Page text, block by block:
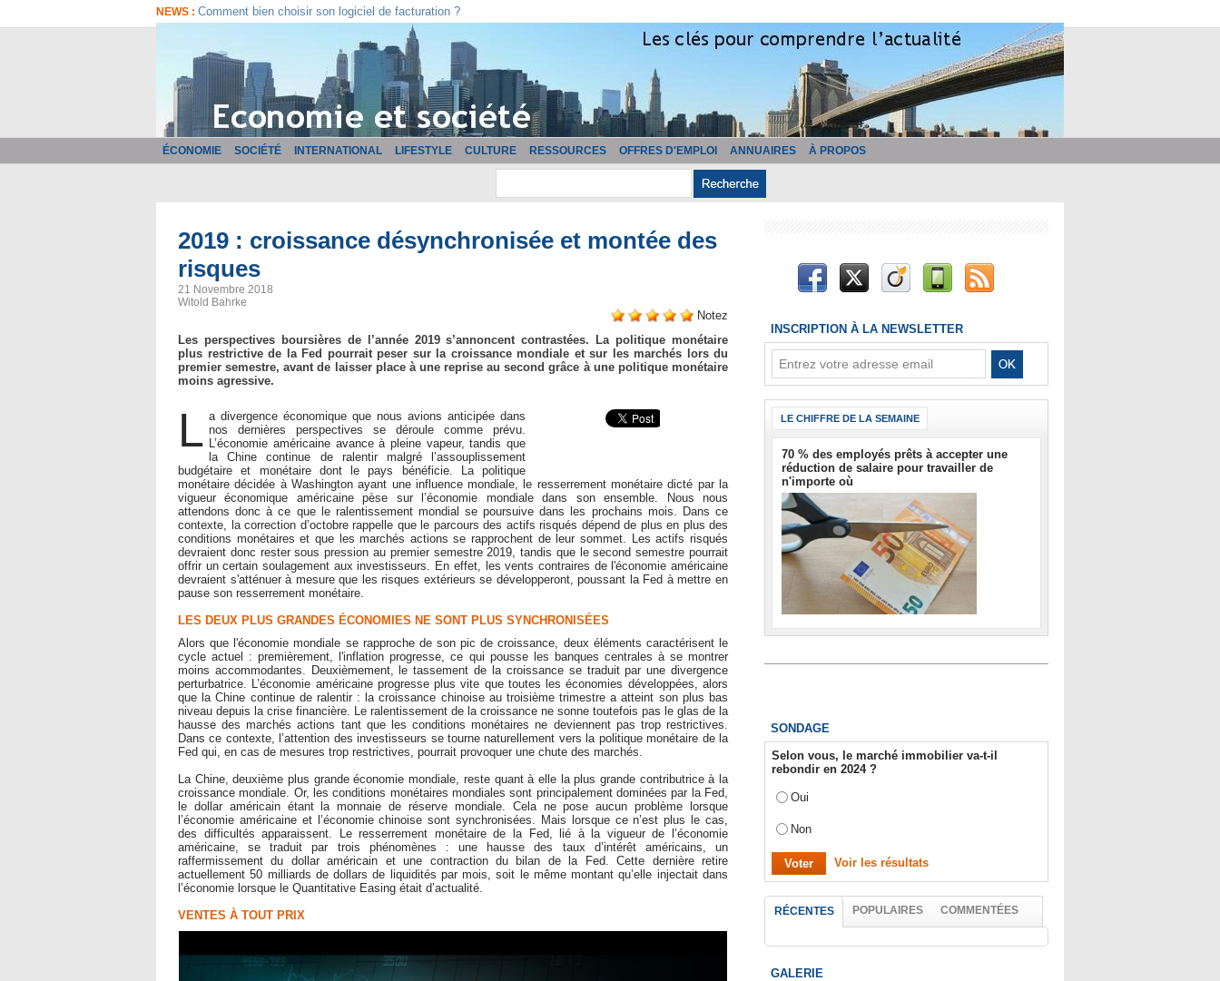
NEWS : Comment bien choisir son logiciel de facturation ?
ÉCONOMIE SOCIÉTÉ INTERNATIONAL LIFESTYLE CULTURE RESSOURCES OFFRES D'EMPLOI ANNUAIRES À PROPOS
2019 : croissance désynchronisée et montée des
risques
21 Novembre 2018
Witold Bahrke
Notez
Les perspectives boursières de l’année 2019 s’annoncent contrastées. La politique monétaire
plus restrictive de la Fed pourrait peser sur la croissance mondiale et sur les marchés lors du
premier semestre, avant de laisser place à une reprise au second grâce à une politique monétaire
moins agressive.
L a divergence économique que nous avions anticipée dans
nos dernières perspectives se déroule comme prévu.
L’économie américaine avance à pleine vapeur, tandis que
la Chine continue de ralentir malgré l’assouplissement
budgétaire et monétaire dont le pays bénéficie. La politique
monétaire décidée à Washington ayant une influence mondiale, le resserrement monétaire dicté par la
vigueur économique américaine pèse sur l’économie mondiale dans son ensemble. Nous nous
attendons donc à ce que le ralentissement mondial se poursuive dans les prochains mois. Dans ce
contexte, la correction d’octobre rappelle que le parcours des actifs risqués dépend de plus en plus des
conditions monétaires et que les marchés actions se rapprochent de leur sommet. Les actifs risqués
devraient donc rester sous pression au premier semestre 2019, tandis que le second semestre pourrait
offrir un certain soulagement aux investisseurs. En effet, les vents contraires de l'économie américaine
devraient s'atténuer à mesure que les risques extérieurs se développeront, poussant la Fed à mettre en
pause son resserrement monétaire.
LES DEUX PLUS GRANDES ÉCONOMIES NE SONT PLUS SYNCHRONISÉES
Alors que l'économie mondiale se rapproche de son pic de croissance, deux éléments caractérisent le
cycle actuel : premièrement, l'inflation progresse, ce qui pousse les banques centrales à se montrer
moins accommodantes. Deuxièmement, le tassement de la croissance se traduit par une divergence
perturbatrice. L’économie américaine progresse plus vite que toutes les économies développées, alors
que la Chine continue de ralentir : la croissance chinoise au troisième trimestre a atteint son plus bas
niveau depuis la crise financière. Le ralentissement de la croissance ne sonne toutefois pas le glas de la
hausse des marchés actions tant que les conditions monétaires ne deviennent pas trop restrictives.
Dans ce contexte, l’attention des investisseurs se tourne naturellement vers la politique monétaire de la
Fed qui, en cas de mesures trop restrictives, pourrait provoquer une chute des marchés.
La Chine, deuxième plus grande économie mondiale, reste quant à elle la plus grande contributrice à la
croissance mondiale. Or, les conditions monétaires mondiales sont principalement dominées par la Fed,
le dollar américain étant la monnaie de réserve mondiale. Cela ne pose aucun problème lorsque
l’économie américaine et l’économie chinoise sont synchronisées. Mais lorsque ce n’est plus le cas,
des difficultés apparaissent. Le resserrement monétaire de la Fed, lié à la vigueur de l’économie
américaine, se traduit par trois phénomènes : une hausse des taux d’intérêt américains, un
raffermissement du dollar américain et une contraction du bilan de la Fed. Cette dernière retire
actuellement 50 milliards de dollars de liquidités par mois, soit le même montant qu’elle injectait dans
l’économie lorsque le Quantitative Easing était d’actualité.
VENTES À TOUT PRIX
INSCRIPTION À LA NEWSLETTER
LE CHIFFRE DE LA SEMAINE
70 % des employés prêts à accepter une
réduction de salaire pour travailler de
n'importe où
SONDAGE
Selon vous, le marché immobilier va-t-il
rebondir en 2024 ?
Oui
Non
Voir les résultats
RÉCENTES POPULAIRES COMMENTÉES
GALERIE